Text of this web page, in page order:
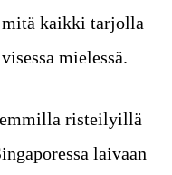
kaikki tarjolla
mielessä.
risteilyillä
laivaan